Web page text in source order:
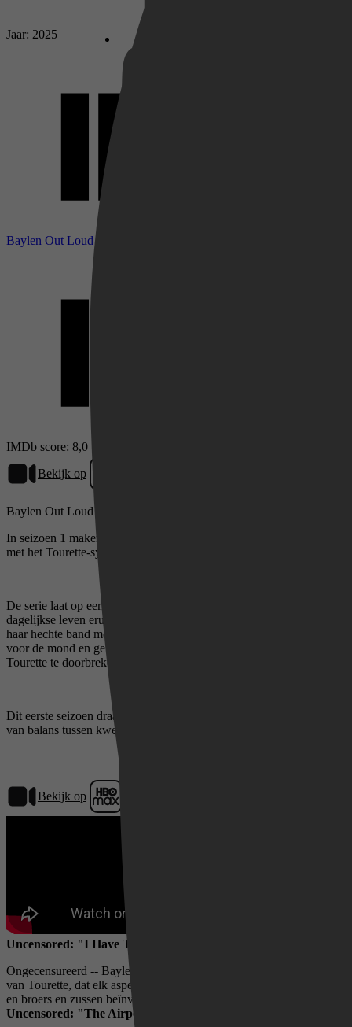
Jaar: 2025
Baylen Out Loud bij IMDb
IMDb score: 8,0
Bekijk op
Baylen Out Loud (S01)
In seizoen 1 maken kijkers kennis met Baylen Dupree en haar leven
met het Tourette-syndroom.
De serie laat op eerlijke en vaak humoristische wijze zien hoe haar
dagelijkse leven eruitziet, van spontane tics en sociale situaties tot
haar hechte band met familie en vrienden. Baylen neemt geen blad
voor de mond en gebruikt haar openheid om misverstanden over
Tourette te doorbreken.
Dit eerste seizoen draait om acceptatie, zelfvertrouwen en het vinden
van balans tussen kwetsbaarheid en kracht.
Bekijk op
Uncensored: "I Have Tourette's Stupid!"
Ongecensureerd -- Baylen is een jongvolwassene met het syndroom
van Tourette, dat elk aspect van haar leven en dat van haar ouders
en broers en zussen beïnvloedt.
Uncensored: "The Airport is a Tic Disaster"